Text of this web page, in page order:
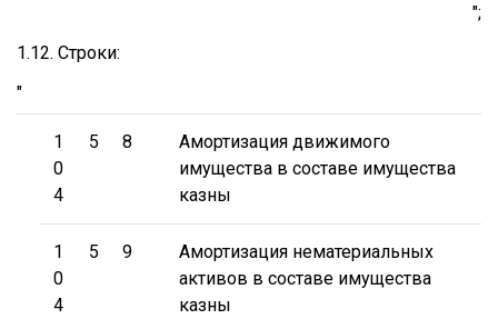
";
1.12. Строки:
"
1
0
4
5 8
Амортизация движимого
имущества в составе имущества
казны
1
0
4
5 9
Амортизация нематериальных
активов в составе имущества
казны